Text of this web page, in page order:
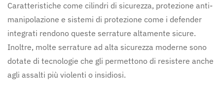
Caratteristiche come cilindri di sicurezza, protezione anti-
manipolazione e sistemi di protezione come i defender
integrati rendono queste serrature altamente sicure.
Inoltre, molte serrature ad alta sicurezza moderne sono
dotate di tecnologie che gli permettono di resistere anche
agli assalti più violenti o insidiosi.